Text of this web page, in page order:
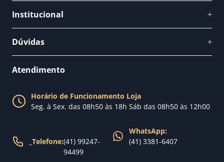
Institucional +
Fale conosco
Nossa loja
Dúvidas +
Política de Trocas
Política de Entrega
Atendimento
Horário de Funcionamento Loja
Seg. à Sex. das 08h50 às 18h Sáb das 08h50 às 12h00
Telefone:(41) 99247-
94499
WhatsApp:
(41) 3381-6407